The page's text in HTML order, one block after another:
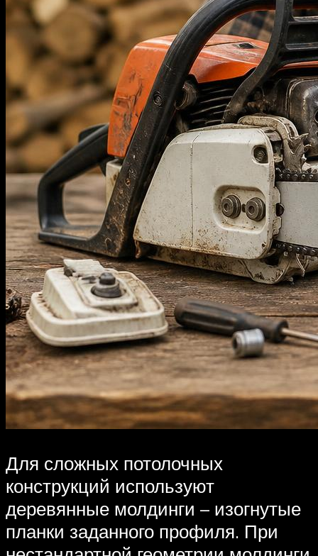
Для сложных потолочных
конструкций используют
деревянные молдинги – изогнутые
планки заданного профиля. При